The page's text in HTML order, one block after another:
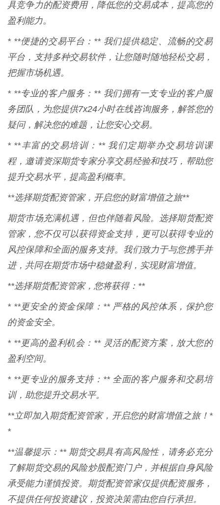
具竞争力的配资费用，降低您的交易成本，提高您的
盈利能力。
* **便捷的交易平台：** 我们提供稳定、流畅的交易
平台，支持多种交易软件，让您随时随地轻松交易，
把握市场机遇。
* **专业的客户服务：** 我们拥有一支专业的客户服
务团队，为您提供7x24小时在线咨询服务，解答您的
疑问，解决您的难题，让您安心交易。
* **丰富的交易培训：** 我们定期举办交易培训课
程，邀请资深期货专家分享交易经验和技巧，帮助您
提升交易水平，提高盈利概率。
**选择期货配资管家，开启您的财富增值之旅**
期货市场充满机遇，但也伴随着风险。选择期货配资
管家，您不仅可以获得资金支持，更可以获得专业的
风控保障和全面的服务支持。我们致力于与您携手并
进，共同在期货市场中稳健盈利，实现财富增值。
**选择期货配资管家，您将获得：**
* **更安全的资金保障：** 严格的风控体系，保护您
的资金安全。
* **更高的盈利机会：** 灵活的配资方案，放大您的
盈利空间。
* **更专业的服务支持：** 全面的客户服务和交易培
训，助您提升交易水平。
**立即加入期货配资管家，开启您的财富增值之旅！*
*
**温馨提示：** 期货交易具有高风险性，请务必充分
了解期货交易的风险炒股配资门户，并根据自身风险
承受能力谨慎投资。期货配资管家仅提供配资服务，
不提供任何投资建议，投资决策需由您自行承担。